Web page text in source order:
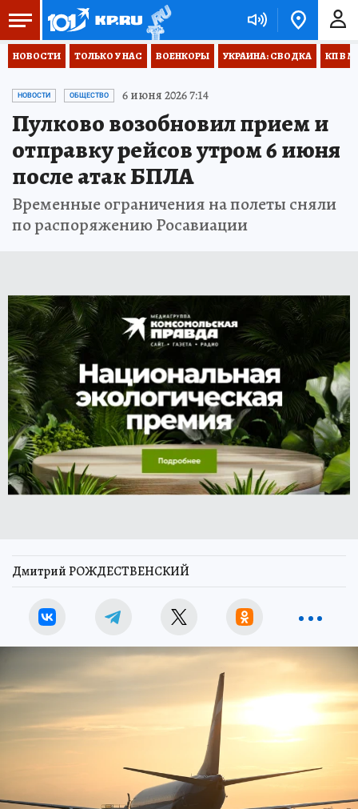
НОВОСТИ ТОЛЬКО У НАС ВОЕНКОРЫ УКРАИНА: СВОДКА КП В
НОВОСТИ ОБЩЕСТВО 6 июня 2026 7:14
Пулково возобновил прием и
отправку рейсов утром 6 июня
после атак БПЛА
Временные ограничения на полеты сняли
по распоряжению Росавиации
Дмитрий РОЖДЕСТВЕНСКИЙ